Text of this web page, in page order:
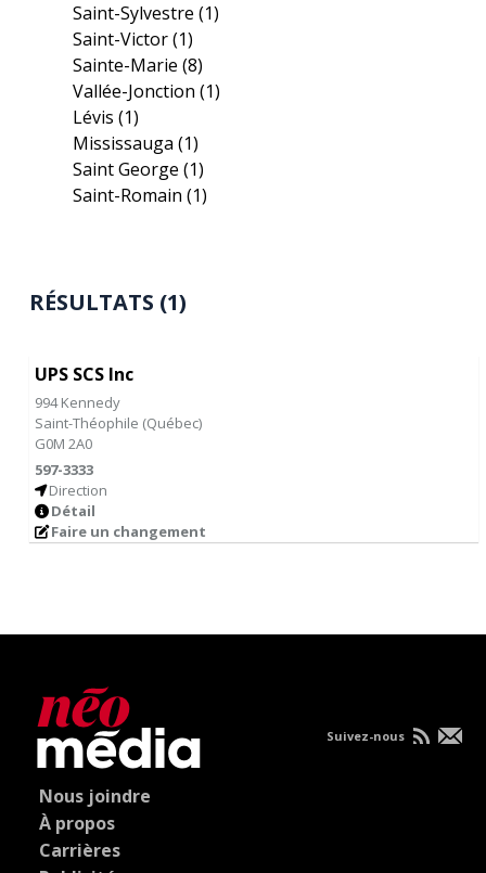
Saint-Sylvestre(1)
Saint-Victor(1)
Sainte-Marie(8)
Vallée-Jonction(1)
Lévis(1)
Mississauga(1)
Saint George(1)
Saint-Romain(1)
RÉSULTATS (1)
UPS SCS Inc
994 Kennedy
Saint-Théophile (Québec)
G0M 2A0
597-3333
Direction
Détail
Faire un changement
Nous joindre
À propos
Carrières
Suivez-nous